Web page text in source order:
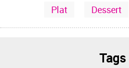
Plat
Dessert
Tags